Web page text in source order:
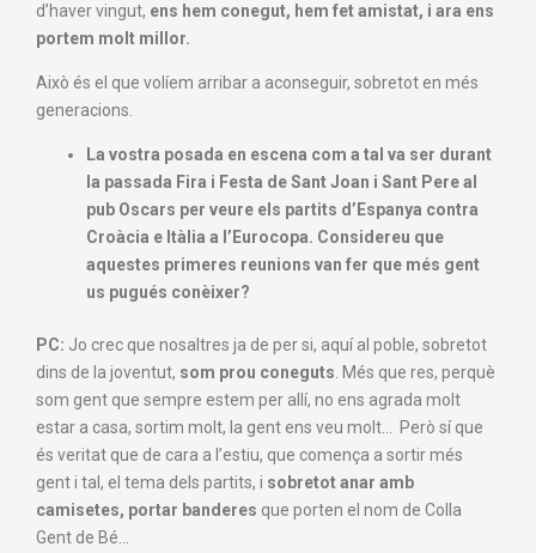
d’haver vingut, ens hem conegut, hem fet amistat, i ara ens
portem molt millor.
Això és el que volíem arribar a aconseguir, sobretot en més
generacions.
La vostra posada en escena com a tal va ser durant
la passada Fira i Festa de Sant Joan i Sant Pere al
pub Oscars per veure els partits d’Espanya contra
Croàcia e Itàlia a l’Eurocopa. Considereu que
aquestes primeres reunions van fer que més gent
us pugués conèixer?
PC: Jo crec que nosaltres ja de per si, aquí al poble, sobretot
dins de la joventut, som prou coneguts. Més que res, perquè
som gent que sempre estem per allí, no ens agrada molt
estar a casa, sortim molt, la gent ens veu molt… Però sí que
és veritat que de cara a l’estiu, que comença a sortir més
gent i tal, el tema dels partits, i sobretot anar amb
camisetes, portar banderes que porten el nom de Colla
Gent de Bé…